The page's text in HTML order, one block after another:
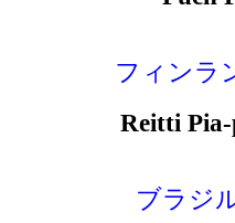
フィン
Reitti
ブラジ